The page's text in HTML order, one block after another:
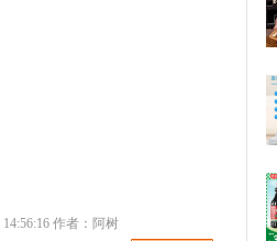
作者：阿树